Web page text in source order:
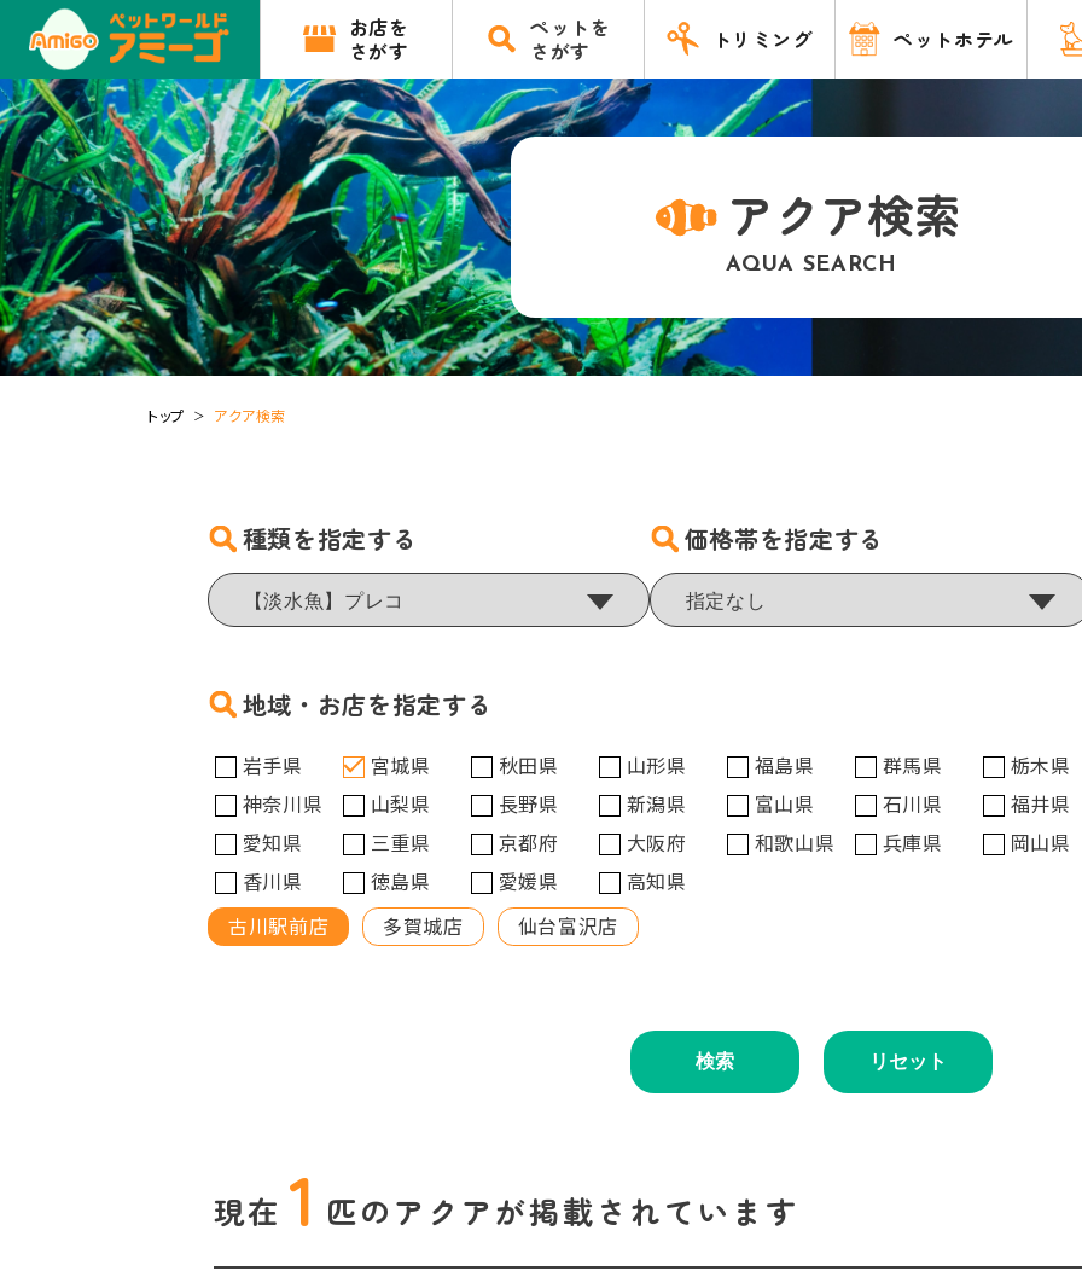
お店を
さがす
ペットを
さがす
トリミング ペットホテル
アクア検索
AQUA SEARCH
トップ アクア検索
種類を指定する 価格帯を指定する
地域・お店を指定する
岩手県 宮城県 秋田県 山形県 福島県 群馬県
栃木県
神奈川県
山梨県 長野県 新潟県 富山県 石川県
福井県
愛知県
三重県 京都府 大阪府 和歌山県 兵庫県
岡山県
香川県
徳島県 愛媛県
高知県
古川駅前店
多賀城店 仙台富沢店
検索 リセット
現在 1 匹のアクアが掲載されています